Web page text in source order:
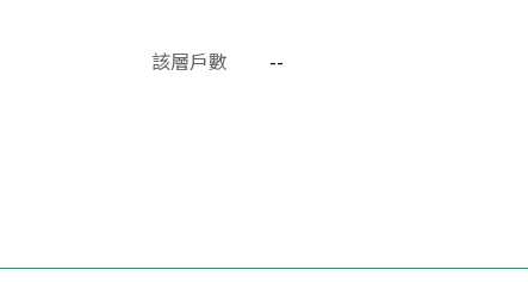
該層戶數
--